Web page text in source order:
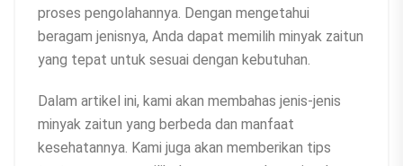
proses pengolahannya. Dengan mengetahui
beragam jenisnya, Anda dapat memilih minyak zaitun
yang tepat untuk sesuai dengan kebutuhan.
Dalam artikel ini, kami akan membahas jenis-jenis
minyak zaitun yang berbeda dan manfaat
kesehatannya. Kami juga akan memberikan tips